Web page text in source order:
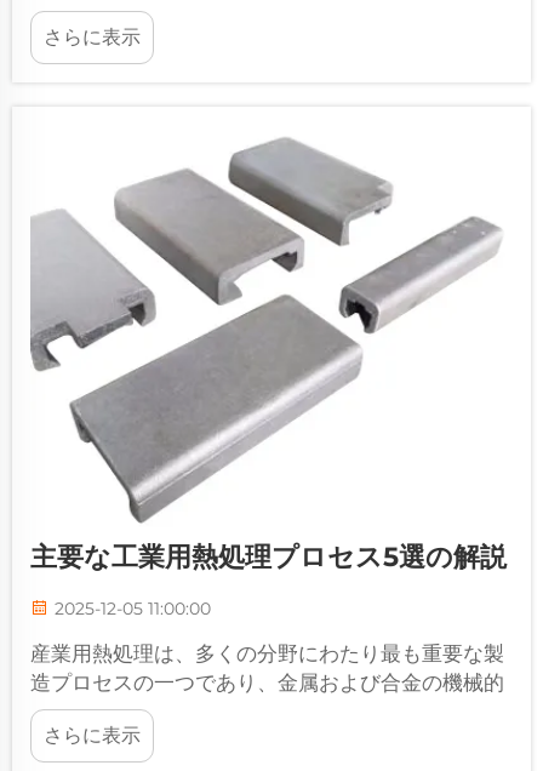
です。熱処理は多くの工業用途において大きなコス
ト要因ですが、適切な処理により…
さらに表示
主要な工業用熱処理プロセス5選の解説
2025-12-05 11:00:00
産業用熱処理は、多くの分野にわたり最も重要な製
造プロセスの一つであり、金属および合金の機械的
性質や性能特性を根本的に変化させます。この高度
な熱処理プロセスは...
さらに表示